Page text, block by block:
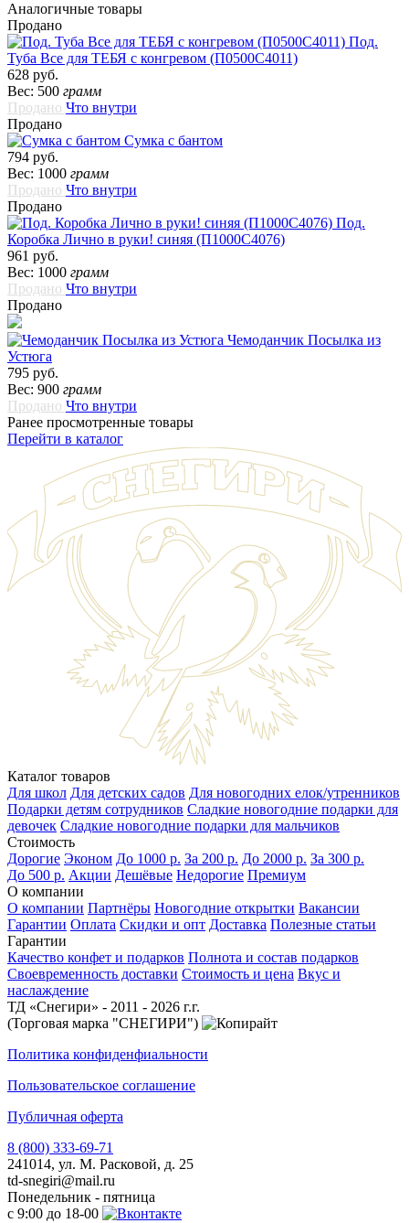
Аналогичные товары
Продано
Под.
Туба Все для ТЕБЯ с конгревом (П0500С4011)
628 руб.
Вес: 500 грамм
Продано Что внутри
Продано
Сумка с бантом
794 руб.
Вес: 1000 грамм
Продано Что внутри
Продано
Под.
Коробка Лично в руки! синяя (П1000С4076)
961 руб.
Вес: 1000 грамм
Продано Что внутри
Продано
Чемоданчик Посылка из
Устюга
795 руб.
Вес: 900 грамм
Продано Что внутри
Ранее просмотренные товары
Перейти в каталог
Каталог товаров
Для школ Для детских садов Для новогодних елок/утренников
Подарки детям сотрудников Сладкие новогодние подарки для
девочек Сладкие новогодние подарки для мальчиков
Стоимость
Дорогие Эконом До 1000 р. За 200 р. До 2000 р. За 300 р.
До 500 р. Акции Дешёвые Недорогие Премиум
О компании
О компании Партнёры Новогодние открытки Вакансии
Гарантии Оплата Скидки и опт Доставка Полезные статьи
Гарантии
Качество конфет и подарков Полнота и состав подарков
Своевременность доставки Стоимость и цена Вкус и
наслаждение
ТД «Снегири» - 2011 - 2026 г.г.
(Торговая марка "СНЕГИРИ")
Политика конфиденфиальности
Пользовательское соглашение
Публичная оферта
8 (800) 333-69-71
241014, ул. М. Расковой, д. 25
td-snegiri@mail.ru
Понедельник - пятница
с 9:00 до 18-00